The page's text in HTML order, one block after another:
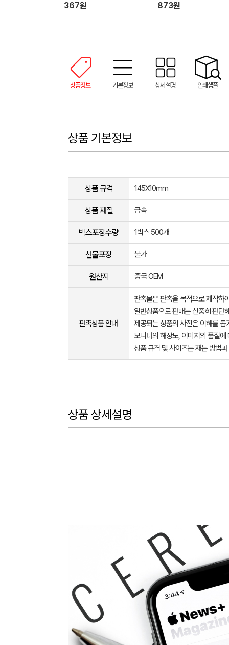
367원 873원
상품정보 기본정보 상세설명 인쇄샘플
상품 기본정보
상품 규격 145X10mm
상품 재질 금속
박스포장수량 1박스 500개
선물포장 불가
원산지 중국 OEM
판촉상품 안내
판촉물은 판촉을 목적으로 제작하
일반상품으로 판매는 신중히 판단
제공되는 상품의 사진은 이해를
모니터의 해상도, 이미지의 품질
상품 규격 및 사이즈는 재는 방법
상품 상세설명